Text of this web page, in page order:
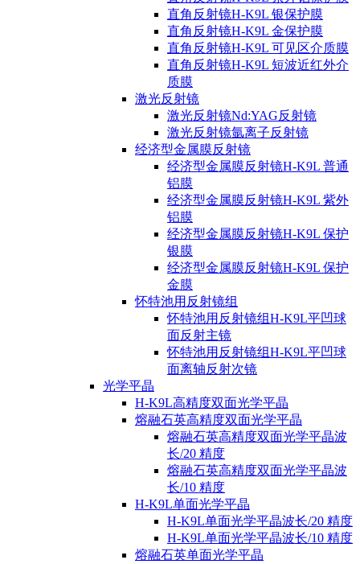
直角反射镜H-K9L 银保护膜
直角反射镜H-K9L 金保护膜
直角反射镜H-K9L 可见区介质膜
直角反射镜H-K9L 短波近红外介
质膜
激光反射镜
激光反射镜Nd:YAG反射镜
激光反射镜氩离子反射镜
经济型金属膜反射镜
经济型金属膜反射镜H-K9L 普通
铝膜
经济型金属膜反射镜H-K9L 紫外
铝膜
经济型金属膜反射镜H-K9L 保护
银膜
经济型金属膜反射镜H-K9L 保护
金膜
怀特池用反射镜组
怀特池用反射镜组H-K9L平凹球
面反射主镜
怀特池用反射镜组H-K9L平凹球
面离轴反射次镜
光学平晶
H-K9L高精度双面光学平晶
熔融石英高精度双面光学平晶
熔融石英高精度双面光学平晶波
长/20 精度
熔融石英高精度双面光学平晶波
长/10 精度
H-K9L单面光学平晶
H-K9L单面光学平晶波长/20 精度
H-K9L单面光学平晶波长/10 精度
熔融石英单面光学平晶